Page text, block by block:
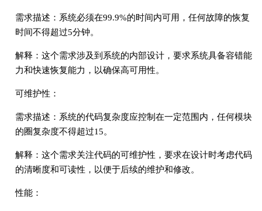
需求描述：系统必须在99.9%的时间内可用，任何故障的恢复
时间不得超过5分钟。
解释：这个需求涉及到系统的内部设计，要求系统具备容错能
力和快速恢复能力，以确保高可用性。
可维护性：
需求描述：系统的代码复杂度应控制在一定范围内，任何模块
的圈复杂度不得超过15。
解释：这个需求关注代码的可维护性，要求在设计时考虑代码
的清晰度和可读性，以便于后续的维护和修改。
性能：